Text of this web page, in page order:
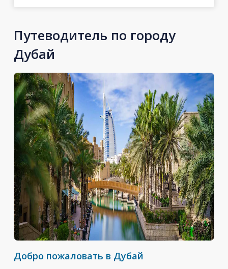
Путеводитель по городу
Дубай
Добро пожаловать в Дубай